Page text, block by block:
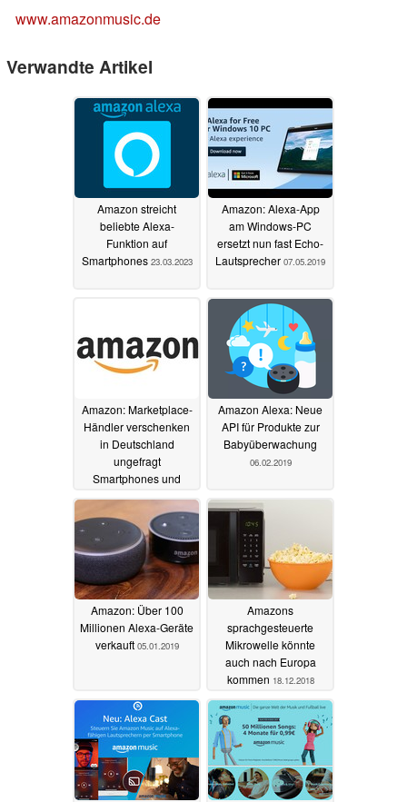
www.amazonmusic.de
Verwandte Artikel
Amazon streicht
beliebte Alexa-
Funktion auf
Smartphones 23.03.2023
Amazon: Alexa-App
am Windows-PC
ersetzt nun fast Echo-
Lautsprecher 07.05.2019
Amazon: Marketplace-
Händler verschenken
in Deutschland
ungefragt
Smartphones und
Sexspielzeug11.02.2019
Amazon Alexa: Neue
API für Produkte zur
Babyüberwachung
06.02.2019
Amazon: Über 100
Millionen Alexa-Geräte
verkauft 05.01.2019
Amazons
sprachgesteuerte
Mikrowelle könnte
auch nach Europa
kommen 18.12.2018